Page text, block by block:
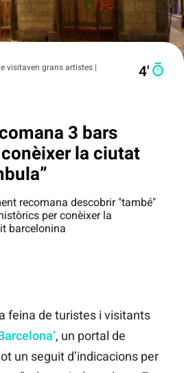
visitaven grans artistes |
4′
3 bars
la ciutat
recomana descobrir "també"
per conèixer la
barcelonina
feina de turistes i visitants
, un portal de
un seguit d’indicacions per